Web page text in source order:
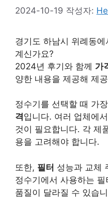
2024-10-19 작성자:
경기도 하남시 위례동에
계신가요?
2024년 후기와 함께 가
양한 내용을 제공해 제
정수기를 선택할 때 가
격입니다. 여러 업체에
것이 필요합니다. 각 제
용을 고려해야 합니다.
또한, 필터 성능과 교체
정수기에서 사용하는
품질이 달라질 수 있습